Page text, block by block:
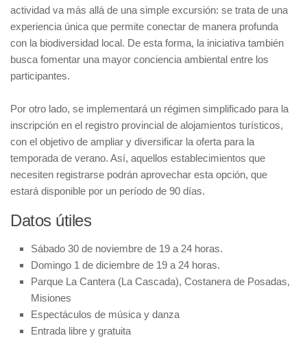
actividad va más allá de una simple excursión: se trata de una
experiencia única que permite conectar de manera profunda
con la biodiversidad local. De esta forma, la iniciativa también
busca fomentar una mayor conciencia ambiental entre los
participantes.
Por otro lado, se implementará un régimen simplificado para la
inscripción en el registro provincial de alojamientos turísticos,
con el objetivo de ampliar y diversificar la oferta para la
temporada de verano. Así, aquellos establecimientos que
necesiten registrarse podrán aprovechar esta opción, que
estará disponible por un período de 90 días.
Datos útiles
Sábado 30 de noviembre de 19 a 24 horas.
Domingo 1 de diciembre de 19 a 24 horas.
Parque La Cantera (La Cascada), Costanera de Posadas,
Misiones
Espectáculos de música y danza
Entrada libre y gratuita